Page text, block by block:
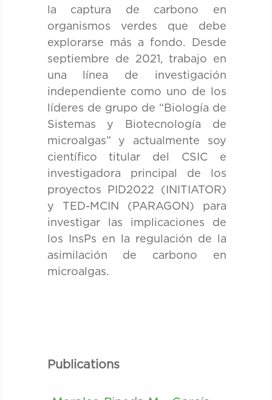
la captura de carbono en
organismos verdes que debe
explorarse más a fondo. Desde
septiembre de 2021, trabajo en
una línea de investigación
independiente como uno de los
líderes de grupo de “Biología de
Sistemas y Biotecnología de
microalgas” y actualmente soy
científico titular del CSIC e
investigadora principal de los
proyectos PID2022 (INITIATOR)
y TED-MCIN (PARAGON) para
investigar las implicaciones de
los InsPs en la regulación de la
asimilación de carbono en
microalgas.
Publications